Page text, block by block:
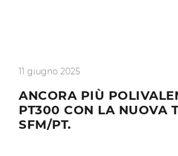
11 giugno 2025
ANCORA PIÙ
PT300 CON LA NUOVA
SFM/PT.